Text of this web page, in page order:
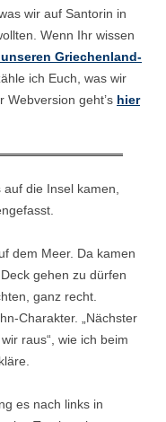
wir auf Santorin in
Wenn Ihr wissen
Griechenland-
ich Euch, was wir
geht’s hier
die Insel kamen,
dem Meer. Da kamen
gehen zu dürfen
ganz recht.
Charakter. „Nächster
raus“, wie ich beim
es nach links in